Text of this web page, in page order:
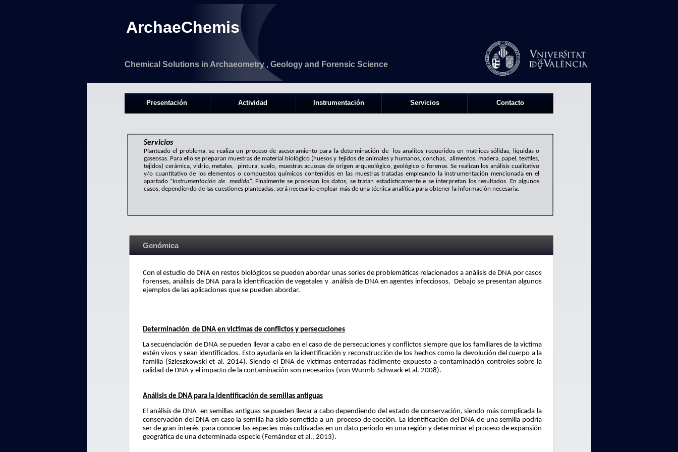
ArchaeChemis
Chemical Solutions in Archaeometry , Geology and Forensic Science
Con el estudio de DNA en restos biológicos se pueden abordar unas series de problemáticas relacionados a análisis de DNA por casos
forenses, análisis de DNA para la identificación de vegetales y análisis de DNA en agentes infecciosos. Debajo se presentan algunos
ejemplos de las aplicaciones que se pueden abordar.
Determinación de DNA en victimas de conflictos y persecuciones
La secuenciación de DNA se pueden llevar a cabo en el caso de de persecuciones y conflictos siempre que los familiares de la victima
estén vivos y sean identificados. Esto ayudaría en la identificación y reconstrucción de los hechos como la devolución del cuerpo a la
familia (Szleszkowski et al. 2014). Siendo el DNA de victimas enterradas fácilmente expuesto a contaminación controles sobre la
calidad de DNA y el impacto de la contaminación son necesarios (von Wurmb-Schwark et al. 2008).
Análisis de DNA para la identificación de semillas antiguas
El análisis de DNA en semillas antiguas se pueden llevar a cabo dependiendo del estado de conservación, siendo más complicada la
conservación del DNA en caso la semilla ha sido sometida a un proceso de cocción. La identificación del DNA de una semilla podría
ser de gran interés para conocer las especies más cultivadas en un dato periodo en una región y determinar el proceso de expansión
geográfica de una determinada especie (Fernández et al., 2013).
Genómica
Servicios
Planteado el problema, se realiza un proceso de asesoramiento para la determinación de los analitos requeridos en matrices sólidas, líquidas o
gaseosas. Para ello se preparan muestras de material biológico (huesos y tejidos de animales y humanos, conchas, alimentos, madera, papel, textiles,
tejidos) cerámica, vidrio, metales, pintura, suelo, muestras acuosas de origen arqueológico, geológico o forense. Se realizan los análisis cualitativo
y/o cuantitativo de los elementos o compuestos químicos contenidos en las muestras tratadas empleando la instrumentación mencionada en el
apartado “Instrumentación de medida”.Finalmente se procesan los datos, se tratan estadísticamente e se interpretan los resultados. En algunos
casos, dependiendo de las cuestiones planteadas, será necesario emplear más de una técnica analítica para obtener la información necesaria.
Presentación Actividad Instrumentación Servicios Contacto